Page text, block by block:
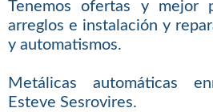
Tenemos ofertas y mejor
arreglos e instalación y
y automatismos.
Metálicas automáticas
Esteve Sesrovires.